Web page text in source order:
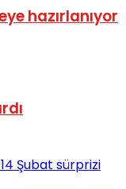
hazırlanıyor